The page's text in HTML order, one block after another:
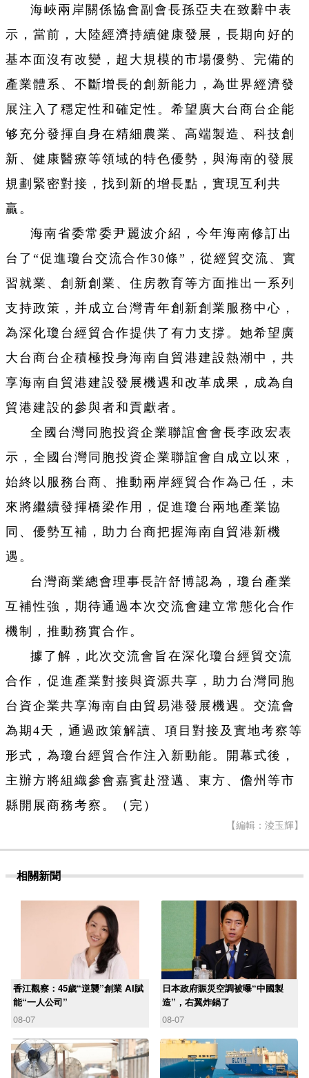
海峽兩岸關係協會副會長孫亞夫在致辭中表
示，當前，大陸經濟持續健康發展，長期向好的
基本面沒有改變，超大規模的市場優勢、完備的
產業體系、不斷增長的創新能力，為世界經濟發
展注入了穩定性和確定性。希望廣大台商台企能
够充分發揮自身在精細農業、高端製造、科技創
新、健康醫療等領域的特色優勢，與海南的發展
規劃緊密對接，找到新的增長點，實現互利共
贏。
海南省委常委尹麗波介紹，今年海南修訂出
台了“促進瓊台交流合作30條”，從經貿交流、實
習就業、創新創業、住房教育等方面推出一系列
支持政策，并成立台灣青年創新創業服務中心，
為深化瓊台經貿合作提供了有力支撐。她希望廣
大台商台企積極投身海南自貿港建設熱潮中，共
享海南自貿港建設發展機遇和改革成果，成為自
貿港建設的參與者和貢獻者。
全國台灣同胞投資企業聯誼會會長李政宏表
示，全國台灣同胞投資企業聯誼會自成立以來，
始終以服務台商、推動兩岸經貿合作為己任，未
來將繼續發揮橋梁作用，促進瓊台兩地產業協
同、優勢互補，助力台商把握海南自貿港新機
遇。
台灣商業總會理事長許舒博認為，瓊台產業
互補性強，期待通過本次交流會建立常態化合作
機制，推動務實合作。
據了解，此次交流會旨在深化瓊台經貿交流
合作，促進產業對接與資源共享，助力台灣同胞
台資企業共享海南自由貿易港發展機遇。交流會
為期4天，通過政策解讀、項目對接及實地考察等
形式，為瓊台經貿合作注入新動能。開幕式後，
主辦方將組織參會嘉賓赴澄邁、東方、儋州等市
縣開展商務考察。（完）
【編輯：淩玉輝】
相關新聞
香江觀察：45歲“逆襲”創業 AI賦
能“一人公司”
08-07
日本政府賑災空調被曝“中國製
造”，右翼炸鍋了
08-07